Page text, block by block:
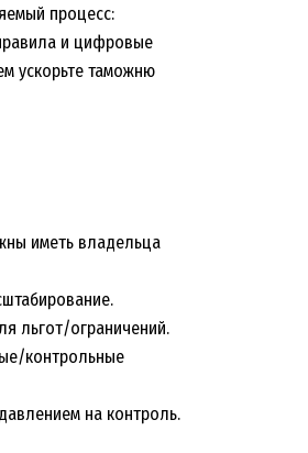
процесс:
и цифровые
ускорьте таможню
иметь владельца
льгот/ограничений.
контрольные
на контроль.